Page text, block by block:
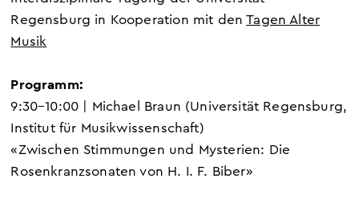
Regensburg in Kooperation mit denTagen Alter
Musik
Programm:
9:30–10:00 | Michael Braun (Universität Regensburg,
Institut für Musikwissenschaft)
«Zwischen Stimmungen und Mysterien: Die
Rosenkranzsonaten von H. I. F. Biber»